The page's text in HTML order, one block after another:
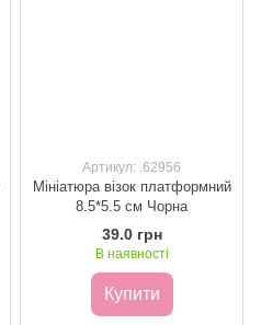
Артикул: .62956
Мініатюра візок платформний
8.5*5.5 см Чорна
39.0 грн
В наявності
Купити